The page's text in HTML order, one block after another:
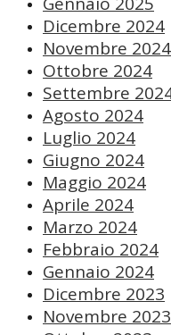
Dicembre 2024
Novembre 2024
Ottobre 2024
Settembre
Agosto 2024
Luglio 2024
Giugno 2024
Maggio 2024
Aprile 2024
Marzo 2024
Febbraio 2024
Gennaio 2024
Dicembre 2023
Novembre 2023